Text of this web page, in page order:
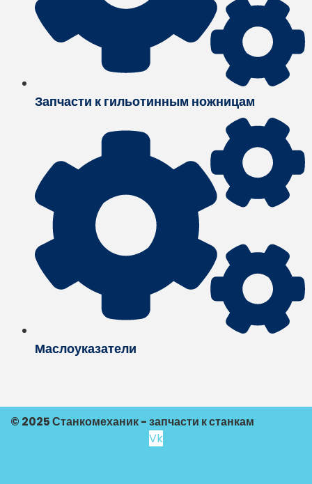
Запчасти к гильотинным ножницам
Маслоуказатели
© 2025 Станкомеханик - запчасти к станкам
Vk